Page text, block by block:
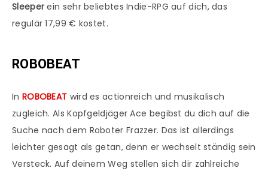
Sleeper ein sehr beliebtes Indie-RPG auf dich, das
regulär 17,99 € kostet.
ROBOBEAT
In ROBOBEAT wird es actionreich und musikalisch
zugleich. Als Kopfgeldjäger Ace begibst du dich auf die
Suche nach dem Roboter Frazzer. Das ist allerdings
leichter gesagt als getan, denn er wechselt ständig sein
Versteck. Auf deinem Weg stellen sich dir zahlreiche